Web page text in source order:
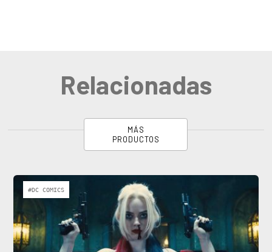
Relacionadas
MÁS
PRODUCTOS
#DC COMICS